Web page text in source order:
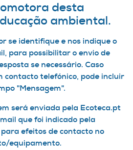
desta
ambiental.
se identifique e nos indique o
para possibilitar o envio de
se necessário. Caso
telefónico, pode incluir
"Mensagem".
será enviada pela Ecoteca.pt
que foi indicado pela
efeitos de contacto no
equipamento.